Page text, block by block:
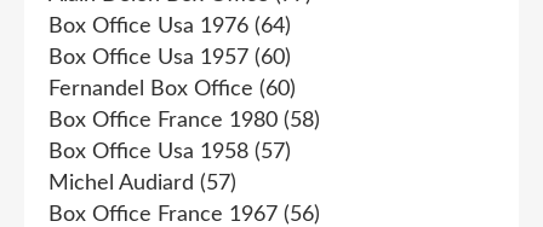
Box Office Usa 1976 (64)
Box Office Usa 1957 (60)
Fernandel Box Office (60)
Box Office France 1980 (58)
Box Office Usa 1958 (57)
Michel Audiard (57)
Box Office France 1967 (56)